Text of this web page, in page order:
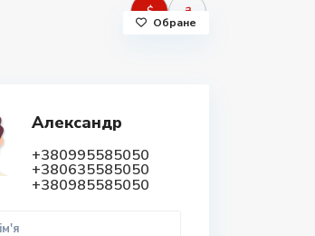
$ ₴
Обране
Александр
+380995585050
+380635585050
+380985585050